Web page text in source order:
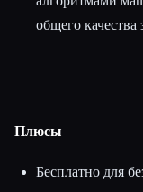
общего качества
Плюсы
Бесплатно для